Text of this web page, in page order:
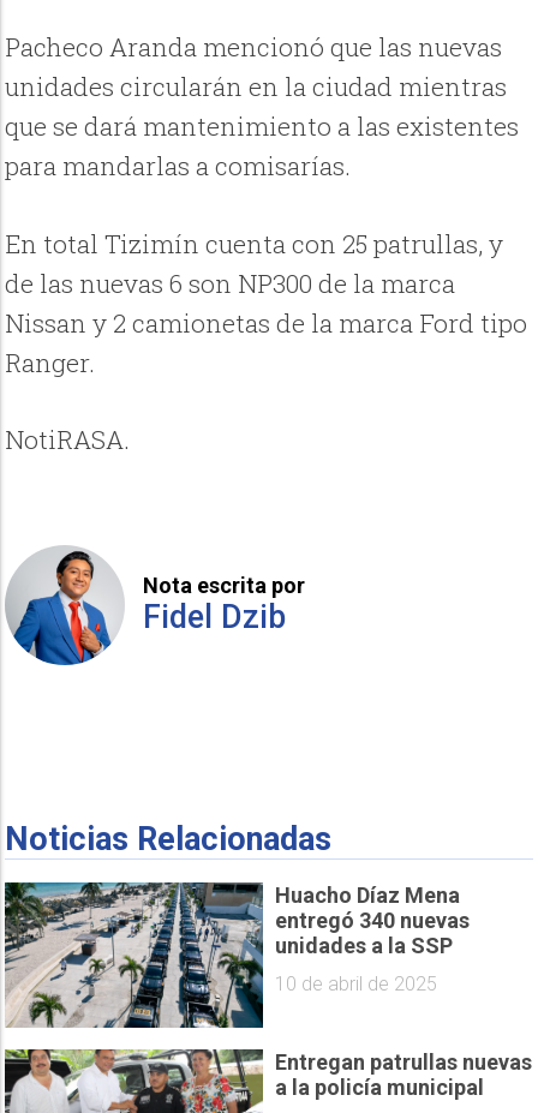
Pacheco Aranda mencionó que las nuevas
unidades circularán en la ciudad mientras
que se dará mantenimiento a las existentes
para mandarlas a comisarías.
En total Tizimín cuenta con 25 patrullas, y
de las nuevas 6 son NP300 de la marca
Nissan y 2 camionetas de la marca Ford tipo
Ranger.
NotiRASA.
Nota escrita por
Fidel Dzib
Noticias Relacionadas
Huacho Díaz Mena
entregó 340 nuevas
unidades a la SSP
10 de abril de 2025
Entregan patrullas nuevas
a la policía municipal